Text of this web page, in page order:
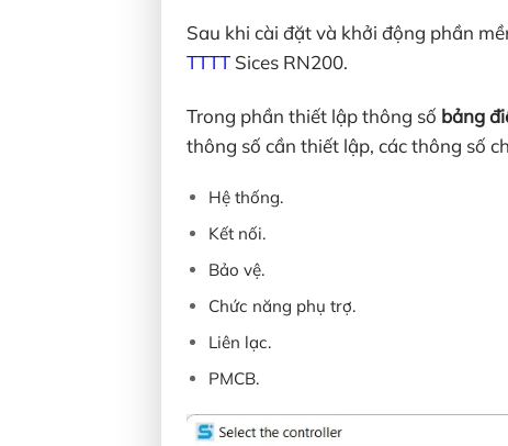
Sau khi cài đặt và khởi động phần
TTTTSices RN200.
Trong phần thiết lập thông số bảng
thông số cần thiết lập, các thông số
Hệ thống.
Kết nối.
Bảo vệ.
Chức năng phụ trợ.
Liên lạc.
PMCB.